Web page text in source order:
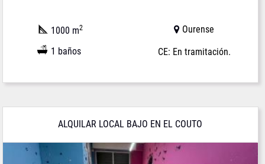
1000 m2
1 baños
Ourense
CE: En tramitación.
ALQUILAR LOCAL BAJO EN EL COUTO